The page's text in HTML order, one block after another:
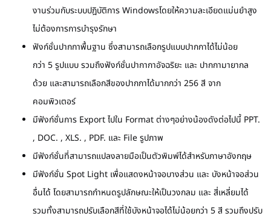
งานร่วมกับระบบปฎิบัติการWindowsโดยให้ความละเอียดแม่นยำสูง
ไม่ต้องการการบำรุงรักษา
ฟังก์ชั่นปากกาพื้นฐาน ซึ่งสามารถเลือกรูปแบบปากกาได้ไม่น้อย
กว่า 5รูปแบบ รวมถึงฟังก์ชั่นปากากาอัจฉริยะ และ ปากกามายากล
ด้วย และสามารถเลือกสีของปากกาได้มากกว่า 256สี จาก
คอมพิวเตอร์
มีฟังก์ชั่นการ Exportไปใน Formatต่างๆอย่างน้องดังต่อไปนี้ PPT.
, DOC. , XLS. , PDF. และ Fileรูปภาพ
มีฟังก์ชั่นที่สามารถแปลงลายมือเป็นตัวพิมพ์ได้สำหรับภาษาอังกฤษ
มีฟังก์ชั่น Spot Light เพื่อแสดงหน้าจอบางส่วน และ บังหน้าจอส่วน
อื่นได้ โดยสามารถกำหนดรูปลักษณะให้เป็นวงกลม และ สี่เหลี่ยมได้
รวมทั้งสามารถปรับเลือกสีที่ใช้บังหน้าจอได้ไม่น้อยกว่า 5สี รวมถึงปรับ